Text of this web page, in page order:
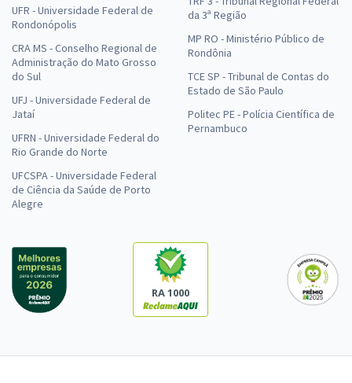
UFR - Universidade Federal de
Rondonópolis
CRA MS - Conselho Regional de
Administração do Mato Grosso
do Sul
UFJ - Universidade Federal de
Jataí
UFRN - Universidade Federal do
Rio Grande do Norte
UFCSPA - Universidade Federal
de Ciência da Saúde de Porto
Alegre
da 3ª Região
MP RO - Ministério Público de
Rondônia
TCE SP - Tribunal de Contas do
Estado de São Paulo
Politec PE - Polícia Científica de
Pernambuco
RA 1000